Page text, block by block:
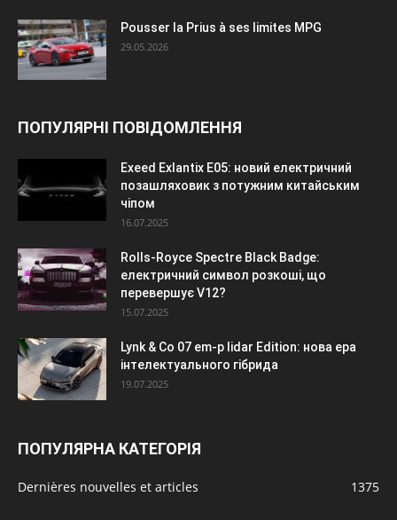
Pousser la Prius à ses limites MPG
29.05.2026
ПОПУЛЯРНІ ПОВІДОМЛЕННЯ
Exeed Exlantix E05: новий електричний
позашляховик з потужним китайським
чіпом
16.07.2025
Rolls-Royce Spectre Black Badge:
електричний символ розкоші, що
перевершує V12?
15.07.2025
Lynk & Co 07 em-p lidar Edition: нова ера
інтелектуального гібрида
19.07.2025
ПОПУЛЯРНА КАТЕГОРІЯ
Dernières nouvelles et articles 1375